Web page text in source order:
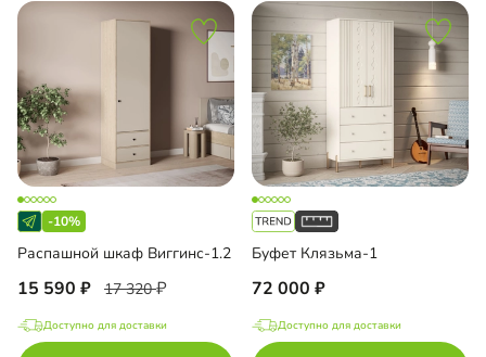
-10%
Распашной шкаф Виггинс-1.2
15 590 17 320
Доступно для доставки
Буфет Клязьма-1
72 000
Доступно для доставки